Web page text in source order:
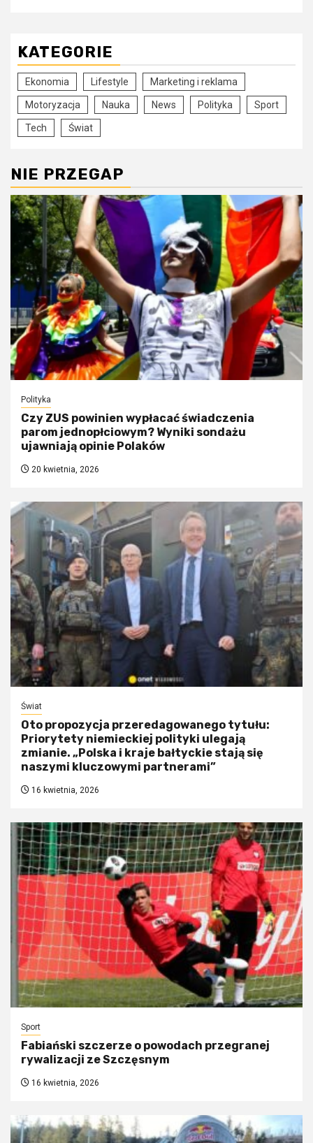
KATEGORIE
Ekonomia Lifestyle Marketing i reklama
Motoryzacja Nauka News Polityka Sport
Tech Świat
NIE PRZEGAP
Polityka
Czy ZUS powinien wypłacać świadczenia
parom jednopłciowym? Wyniki sondażu
ujawniają opinie Polaków
20 kwietnia, 2026
Świat
Oto propozycja przeredagowanego tytułu:
Priorytety niemieckiej polityki ulegają
zmianie. „Polska i kraje bałtyckie stają się
naszymi kluczowymi partnerami”
16 kwietnia, 2026
Sport
Fabiański szczerze o powodach przegranej
rywalizacji ze Szczęsnym
16 kwietnia, 2026